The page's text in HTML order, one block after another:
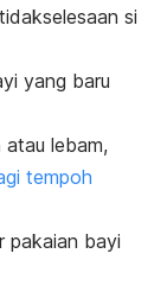
si
yang baru
lebam,
tempoh
pakaian bayi